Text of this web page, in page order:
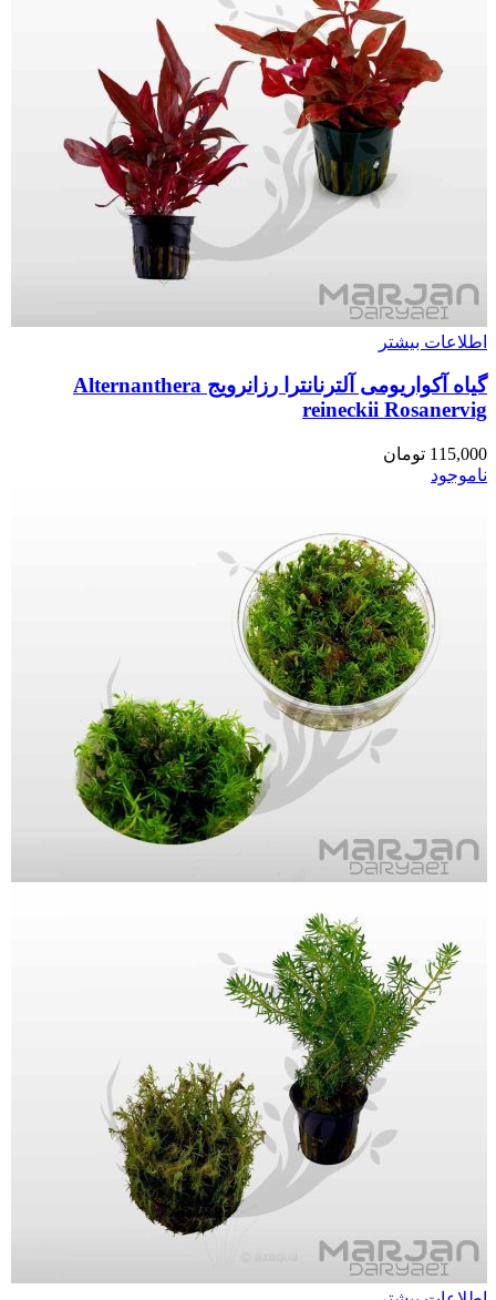
اطلاعات بیشتر
گیاه آکواریومی آلترنانترا رزانرویج Alternanthera
reineckii Rosanervig
115,000 تومان
ناموجود